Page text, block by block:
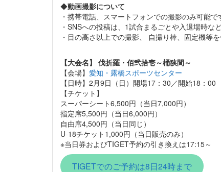
◆動画撮影について
・携帯電話、スマートフォンでの撮影のみ可能で
・SNSへの投稿は、1試合まるごとや入退場時な
・目の高さ以上での撮影、 自撮り棒、固定機等
【大会名】 伐折羅・佰弐拾壱～桶狭間～
【会場】 愛知・露橋スポーツセンター
【日時】2月9日（日）開場17：30／開始18：00
【チケット】
スーパーシート6,500円（当日7,000円）
指定席5,500円（当日6,000円）
自由席4,500円（当日同じ）
U-18チケット1,000円（当日販売のみ）
※当日券およびTIGET予約の引き換えは17:15～
TIGETでのご予約は8日24時まで